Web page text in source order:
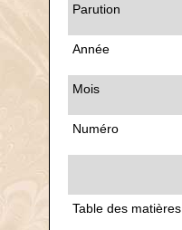
Parution
Année
Mois
Numéro
Table des matières